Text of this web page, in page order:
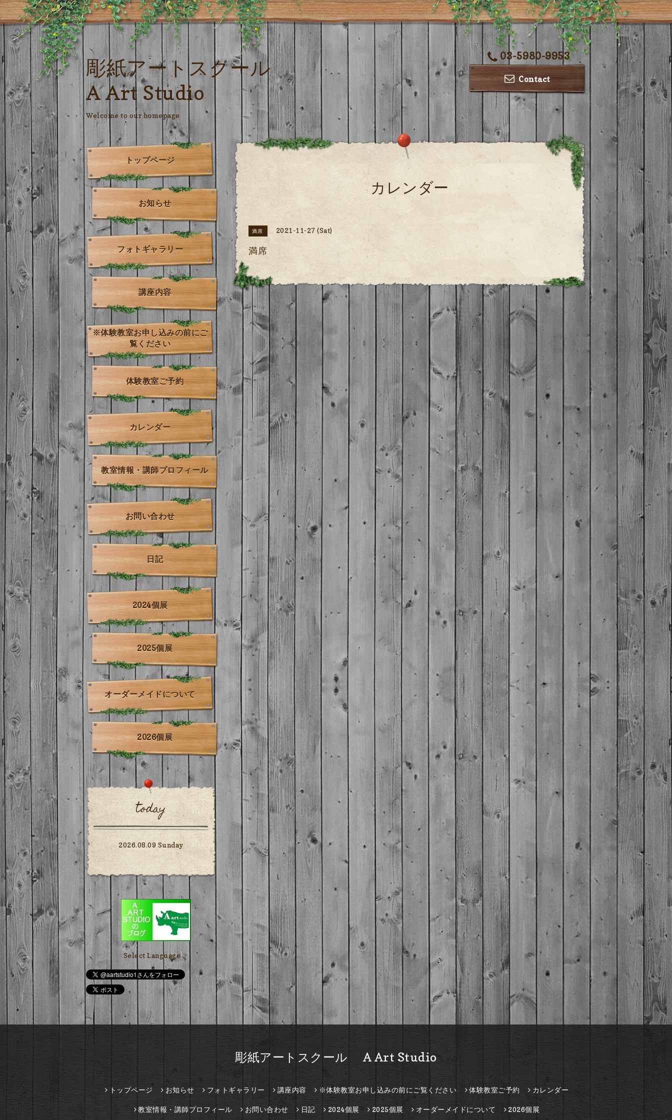
03-5980-9953
Contact
彫紙アートスクール
A Art Studio
Welcome to our homepage
カレンダー
満席 2021-11-27 (Sat)
満席
トップページ
お知らせ
フォトギャラリー
講座内容
※体験教室お申し込みの前にご
覧ください
体験教室ご予約
カレンダー
教室情報・講師プロフィール
お問い合わせ
日記
2024個展
2025個展
オーダーメイドについて
2026個展
today
2026.08.09 Sunday
Select Language▼
彫紙アートスクール A Art Studio
トップページ お知らせ フォトギャラリー 講座内容 ※体験教室お申し込みの前にご覧ください 体験教室ご予約 カレンダー
教室情報・講師プロフィール お問い合わせ 日記 2024個展 2025個展 オーダーメイドについて 2026個展